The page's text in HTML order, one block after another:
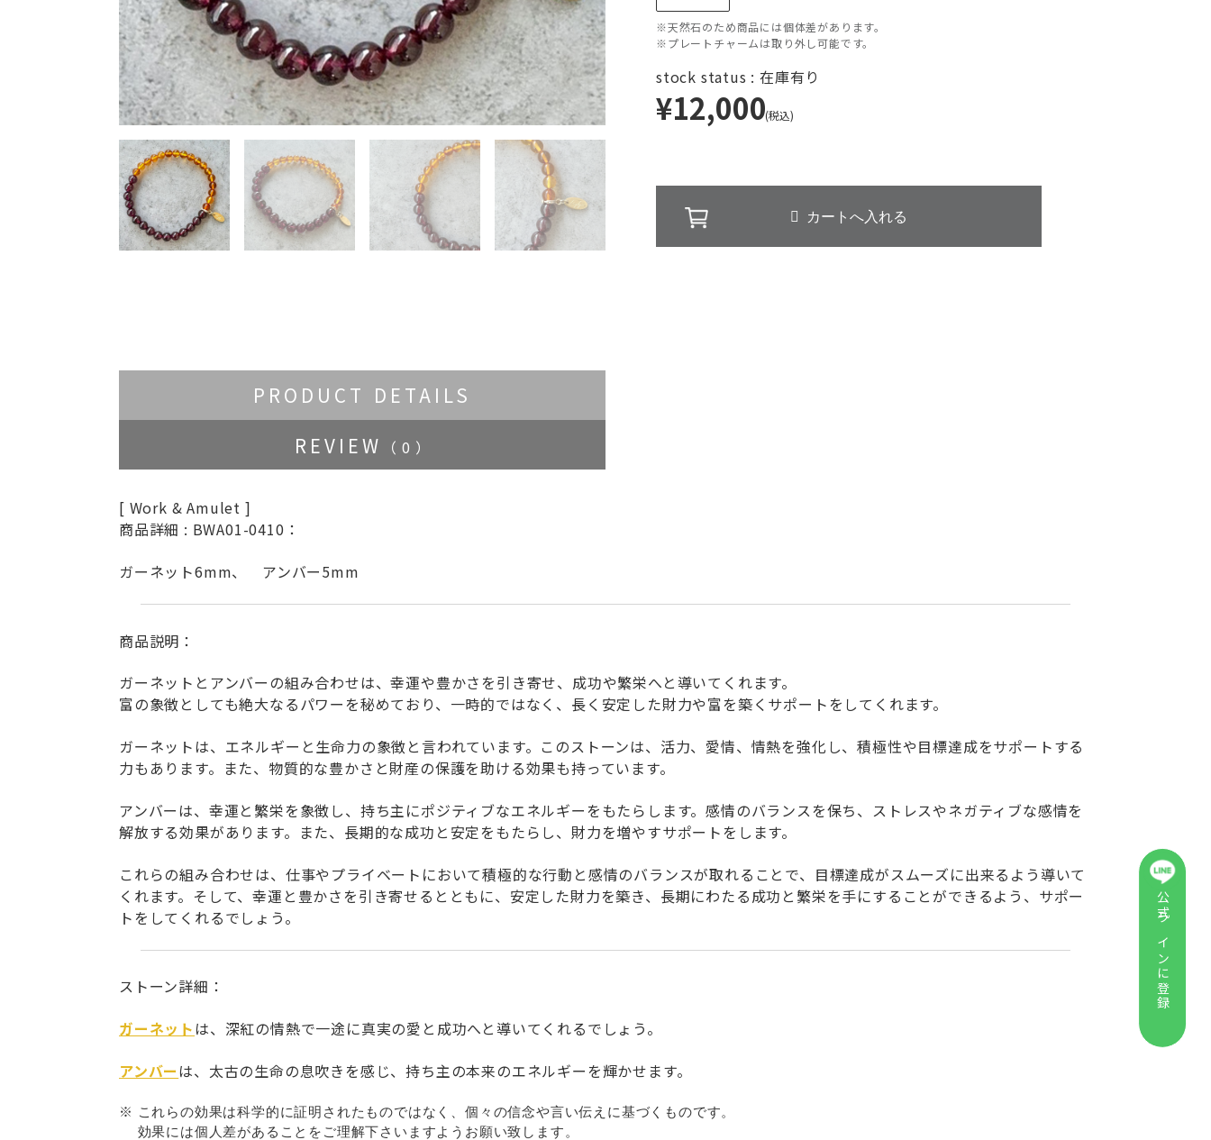
公式ラインに登録
※天然石のため商品には個体差があります。
※プレートチャームは取り外し可能です。
stock status : 在庫有り
¥12,000(税込)
PRODUCT DETAILS
REVIEW
（ 0 ）
[ Work & Amulet ]
商品詳細 : BWA01-0410：
ガーネット6mm、 アンバー5mm
商品説明：
ガーネットとアンバーの組み合わせは、幸運や豊かさを引き寄せ、成功や繁栄へと導いてくれます。
富の象徴としても絶大なるパワーを秘めており、一時的ではなく、長く安定した財力や富を築くサポートをしてくれます。
ガーネットは、エネルギーと生命力の象徴と言われています。このストーンは、活力、愛情、情熱を強化し、積極性や目標達成をサポートする
力もあります。また、物質的な豊かさと財産の保護を助ける効果も持っています。
アンバーは、幸運と繁栄を象徴し、持ち主にポジティブなエネルギーをもたらします。感情のバランスを保ち、ストレスやネガティブな感情を
解放する効果があります。また、長期的な成功と安定をもたらし、財力を増やすサポートをします。
これらの組み合わせは、仕事やプライベートにおいて積極的な行動と感情のバランスが取れることで、目標達成がスムーズに出来るよう導いて
くれます。そして、幸運と豊かさを引き寄せるとともに、安定した財力を築き、長期にわたる成功と繁栄を手にすることができるよう、サポー
トをしてくれるでしょう。
ストーン詳細：
ガーネットは、深紅の情熱で一途に真実の愛と成功へと導いてくれるでしょう。
アンバーは、太古の生命の息吹きを感じ、持ち主の本来のエネルギーを輝かせます。
※ これらの効果は科学的に証明されたものではなく、個々の信念や言い伝えに基づくものです。
効果には個人差があることをご理解下さいますようお願い致します。